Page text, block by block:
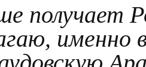
получает
именно